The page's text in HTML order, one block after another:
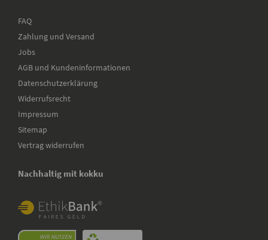
FAQ
Zahlung und Versand
Jobs
AGB und Kundeninformationen
Datenschutzerklärung
Widerrufsrecht
Impressum
Sitemap
Vertrag widerrufen
Nachhaltig mit kokku